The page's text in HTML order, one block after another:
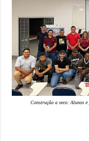
Construção a seco: Alunos